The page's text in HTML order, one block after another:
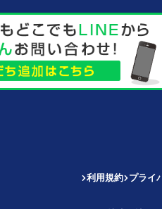
利用規約 プライ